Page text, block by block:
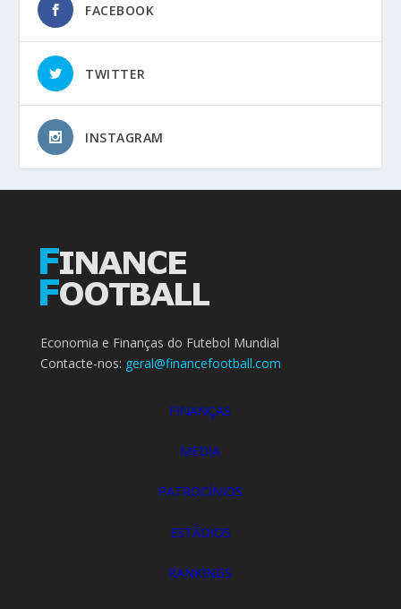
FACEBOOK
TWITTER
INSTAGRAM
Economia e Finanças do Futebol Mundial
Contacte-nos: geral@financefootball.com
FINANÇAS
MEDIA
PATROCÍNIOS
ESTÁDIOS
RANKINGS